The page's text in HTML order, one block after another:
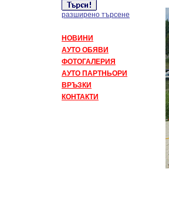
разширено търсене
НОВИНИ
АУТО ОБЯВИ
ФОТОГАЛЕРИЯ
АУТО ПАРТНЬОРИ
ВРЪЗКИ
КОНТАКТИ